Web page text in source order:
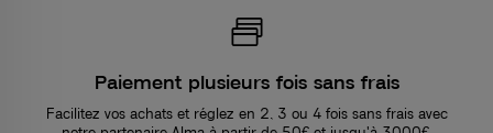
Paiement plusieurs fois sans frais
Facilitez vos achats et réglez en 2, 3 ou 4 fois sans frais avec